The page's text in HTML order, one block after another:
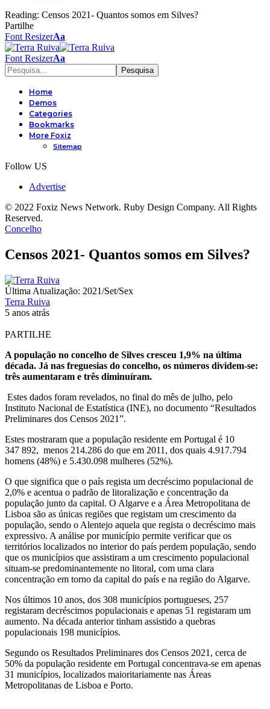
Reading: Censos 2021- Quantos somos em Silves?
Partilhe
Font ResizerAa
Font ResizerAa
Home
Demos
Categories
Bookmarks
More Foxiz
Sitemap
Follow US
Advertise
© 2022 Foxiz News Network. Ruby Design Company. All Rights
Reserved.
Concelho
Censos 2021- Quantos somos em Silves?
Última Atualização: 2021/Set/Sex
Terra Ruiva
5 anos atrás
PARTILHE
A população no concelho de Silves cresceu 1,9% na última
década. Já nas freguesias do concelho, os números dividem-se:
três aumentaram e três diminuíram.
Estes dados foram revelados, no final do mês de julho, pelo
Instituto Nacional de Estatística (INE), no documento “Resultados
Preliminares dos Censos 2021”.
Estes mostraram que a população residente em Portugal é 10
347 892, menos 214.286 do que em 2011, dos quais 4.917.794
homens (48%) e 5.430.098 mulheres (52%).
O que significa que o país regista um decréscimo populacional de
2,0% e acentua o padrão de litoralização e concentração da
população junto da capital. O Algarve e a Área Metropolitana de
Lisboa são as únicas regiões que registam um crescimento da
população, sendo o Alentejo aquela que regista o decréscimo mais
expressivo. A análise por município permite verificar que os
territórios localizados no interior do país perdem população, sendo
que os municípios que assistiram a um crescimento populacional
situam-se predominantemente no litoral, com uma clara
concentração em torno da capital do país e na região do Algarve.
Nos últimos 10 anos, dos 308 municípios portugueses, 257
registaram decréscimos populacionais e apenas 51 registaram um
aumento. Na década anterior tinham assistido a quebras
populacionais 198 municípios.
Segundo os Resultados Preliminares dos Censos 2021, cerca de
50% da população residente em Portugal concentrava-se em apenas
31 municípios, localizados maioritariamente nas Áreas
Metropolitanas de Lisboa e Porto.